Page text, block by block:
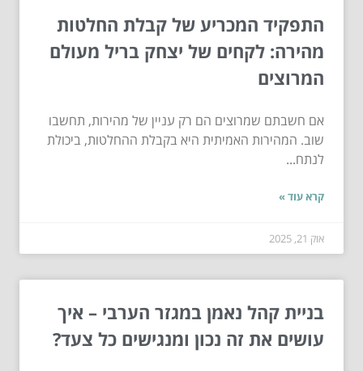
התפקיד המכריע של קבלת החלטות
מהירה: לקחים של יצחק בריל מעולם
המרוצים
אם חשבתם שמרוצים הם רק עניין של מהירות, תחשבו
שוב. המהירות האמיתית היא בקבלת ההחלטות, ביכולת
לנתח...
קרא עוד »
אוק 21, 2025
בניית קהל נאמן במגזר הערבי – איך
עושים את זה נכון ומנגישים כל צעד?